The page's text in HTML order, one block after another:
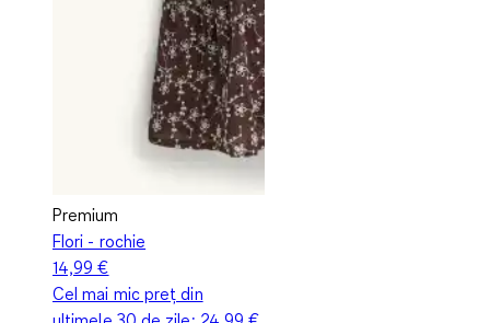
Premium
Flori - rochie
14,99 €
Cel mai mic preț din